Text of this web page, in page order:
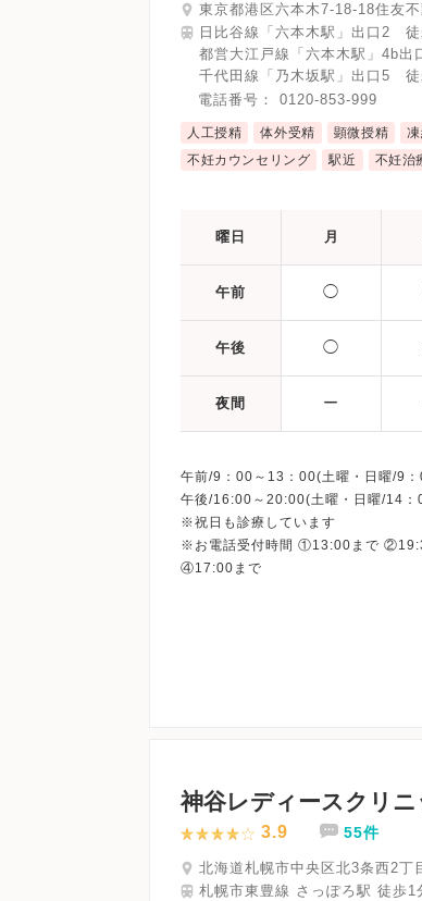
東京都港区六本木7-18-18住友
日比谷線「六本木駅」出口2 徒
都営大江戸線「六本木駅」4b
千代田線「乃木坂駅」出口5 徒
電話番号： 0120-853-999
人工授精 体外受精 顕微授精
不妊カウンセリング
駅近 不妊治
曜日 月
午前 ◯
午後 ◯
夜間 ー
午前/9：00～13：00(土曜・日曜/9
午後/16:00～20:00(土曜・日曜/14
※祝日も診療しています
※お電話受付時間 ①13:00まで
神谷レディースクリニ
3.9 55件
北海道札幌市中央区北3条西2丁
札幌市東豊線 さっぽろ駅 徒歩1